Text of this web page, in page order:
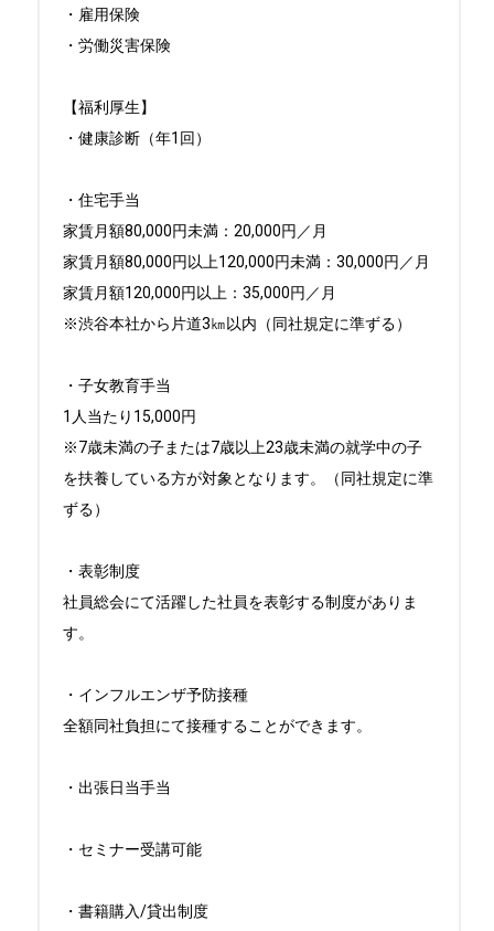
・雇用保険
・労働災害保険
【福利厚生】
・健康診断（年1回）
・住宅手当
家賃月額80,000円未満：20,000円／月
家賃月額80,000円以上120,000円未満：30,000円／月
家賃月額120,000円以上：35,000円／月
※渋谷本社から片道3㎞以内（同社規定に準ずる）
・子女教育手当
1人当たり15,000円
※7歳未満の子または7歳以上23歳未満の就学中の子
を扶養している方が対象となります。（同社規定に準
ずる）
・表彰制度
社員総会にて活躍した社員を表彰する制度がありま
す。
・インフルエンザ予防接種
全額同社負担にて接種することができます。
・出張日当手当
・セミナー受講可能
・書籍購入/貸出制度